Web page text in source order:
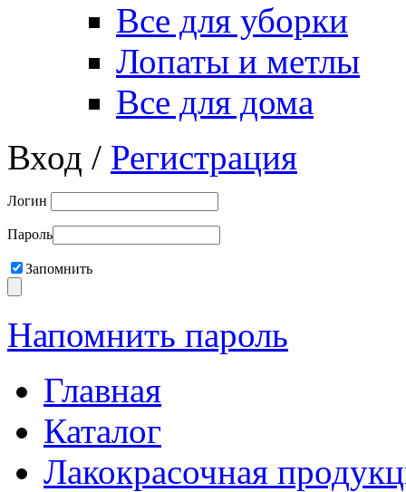
Все для уборки
Лопаты и метлы
Все для дома
Вход / Регистрация
Логин
Пароль
Запомнить
Напомнить пароль
Главная
Каталог
Лакокрасочная